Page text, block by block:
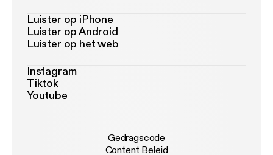
Luister op iPhone
Luister op Android
Luister op het web
Instagram
Tiktok
Youtube
Gedragscode
Content Beleid